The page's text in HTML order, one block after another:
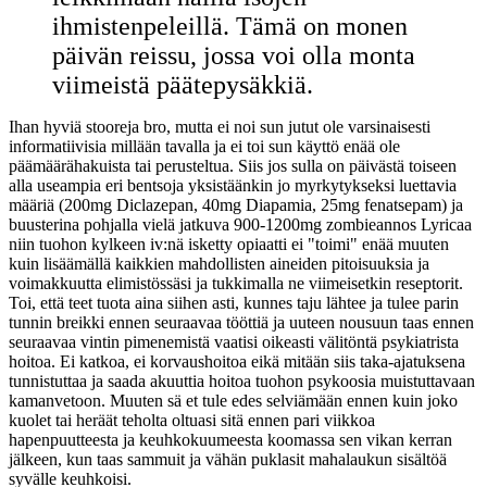
ihmistenpeleillä. Tämä on monen
päivän reissu, jossa voi olla monta
viimeistä päätepysäkkiä.
Ihan hyviä stooreja bro, mutta ei noi sun jutut ole varsinaisesti
informatiivisia millään tavalla ja ei toi sun käyttö enää ole
päämäärähakuista tai perusteltua. Siis jos sulla on päivästä toiseen
alla useampia eri bentsoja yksistäänkin jo myrkytykseksi luettavia
määriä (200mg Diclazepan, 40mg Diapamia, 25mg fenatsepam) ja
buusterina pohjalla vielä jatkuva 900-1200mg zombieannos Lyricaa
niin tuohon kylkeen iv:nä isketty opiaatti ei "toimi" enää muuten
kuin lisäämällä kaikkien mahdollisten aineiden pitoisuuksia ja
voimakkuutta elimistössäsi ja tukkimalla ne viimeisetkin reseptorit.
Toi, että teet tuota aina siihen asti, kunnes taju lähtee ja tulee parin
tunnin breikki ennen seuraavaa tööttiä ja uuteen nousuun taas ennen
seuraavaa vintin pimenemistä vaatisi oikeasti välitöntä psykiatrista
hoitoa. Ei katkoa, ei korvaushoitoa eikä mitään siis taka-ajatuksena
tunnistuttaa ja saada akuuttia hoitoa tuohon psykoosia muistuttavaan
kamanvetoon. Muuten sä et tule edes selviämään ennen kuin joko
kuolet tai heräät teholta oltuasi sitä ennen pari viikkoa
hapenpuutteesta ja keuhkokuumeesta koomassa sen vikan kerran
jälkeen, kun taas sammuit ja vähän puklasit mahalaukun sisältöä
syvälle keuhkoisi.